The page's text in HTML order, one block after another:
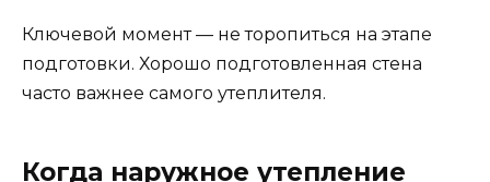
Ключевой момент — не торопиться на этапе
подготовки. Хорошо подготовленная стена
часто важнее самого утеплителя.
Когда наружное утепление